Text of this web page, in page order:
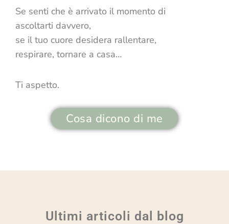
Se senti che è arrivato il momento di
ascoltarti davvero,
se il tuo cuore desidera rallentare,
respirare, tornare a casa…
Ti aspetto.
Cosa dicono di me
Ultimi articoli dal blog